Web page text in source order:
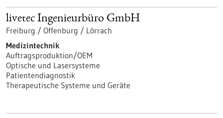
livetec Ingenieurbüro GmbH
Freiburg / Offenburg / Lörrach
Medizintechnik
Auftragsproduktion/OEM
Optische und Lasersysteme
Patientendiagnostik
Therapeutische Systeme und Geräte